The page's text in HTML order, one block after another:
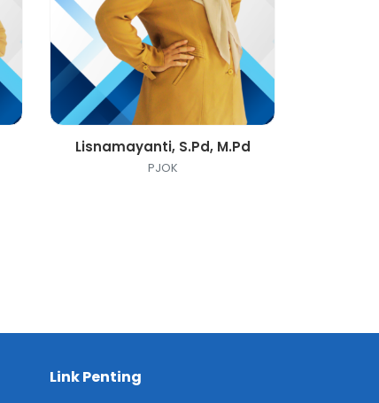
Lisnamayanti, S.Pd, M.Pd
PJOK
Link Penting